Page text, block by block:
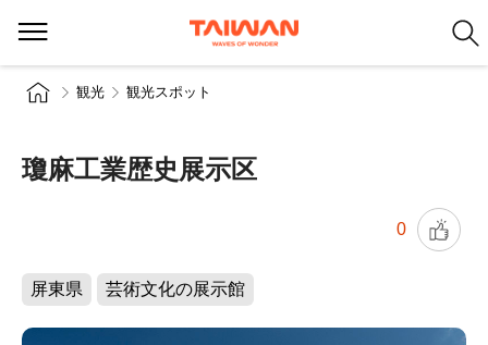
観光 観光スポット
瓊麻工業歴史展示区
0
屏東県 芸術文化の展示館